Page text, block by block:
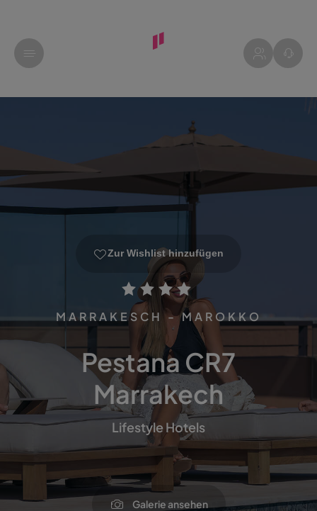
Zur Wishlist hinzufügen
MARRAKESCH - MAROKKO
Pestana CR7
Marrakech
Lifestyle Hotels
Galerie ansehen